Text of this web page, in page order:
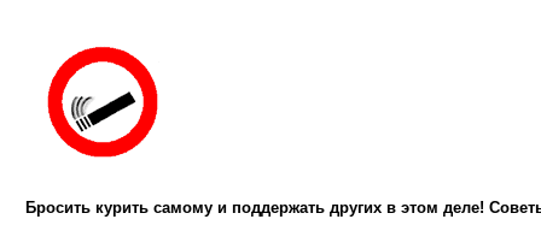
Бросить курить самому и поддержать других в этом деле!